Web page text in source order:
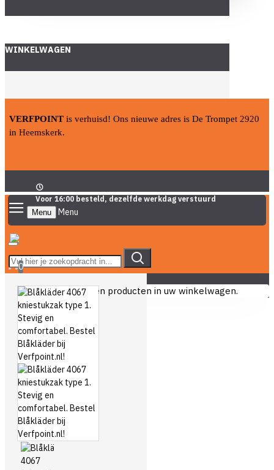
WINKELWAGEN
VERFPOINT is verhuisd! Ons nieuwe adres is De Trompet 2920
in Heemskerk.
Voor 16:00 besteld, dezelfde werkdag verstuurd
Menu
0
U heeft nog geen producten in uw winkelwagen.